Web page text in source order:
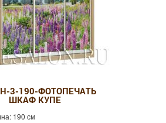
3-190-ФОТОПЕЧАТЬ
ШКАФ КУПЕ
190 см